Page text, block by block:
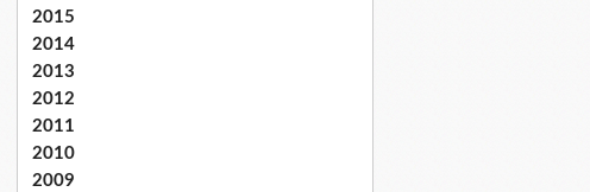
2015
2014
2013
2012
2011
2010
2009